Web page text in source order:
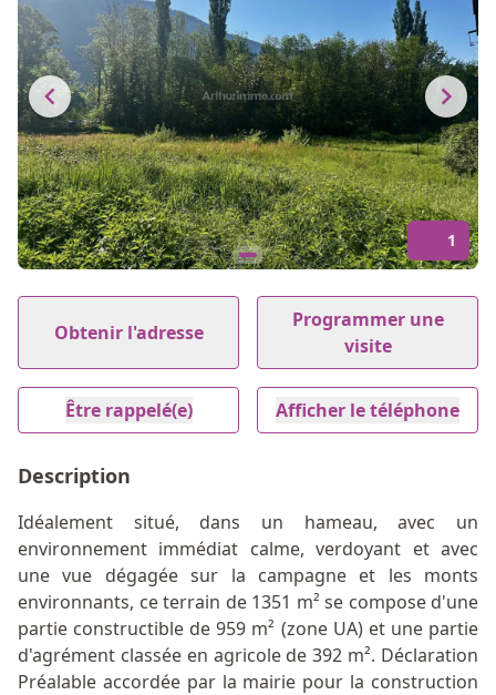
1
1
1
Obtenir l'adresse
Programmer une
visite
Être rappelé(e) Afficher le téléphone
Description
Idéalement situé, dans un hameau, avec un
environnement immédiat calme, verdoyant et avec
une vue dégagée sur la campagne et les monts
environnants, ce terrain de 1351 m² se compose d'une
partie constructible de 959 m² (zone UA) et une partie
d'agrément classée en agricole de 392 m². Déclaration
Préalable accordée par la mairie pour la construction